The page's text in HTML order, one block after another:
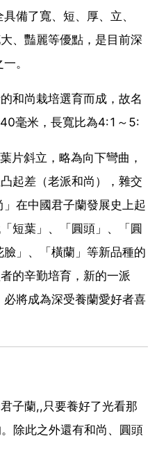
備了寬、短、厚、立、
、豔麗等優點，是目前深
。
和尚栽培選育而成，故名
毫米，長寬比為4:1～5:
片斜立，略為向下彎曲，
起差（老派和尚），雜交
在中國君子蘭發展史上起
短葉」、「圓頭」、「圓
」、「橫蘭」等新品種的
的辛勤培育，新的一派
必將成為深受養蘭愛好者喜
子蘭,,只要養好了光看那
除此之外還有和尚、圓頭